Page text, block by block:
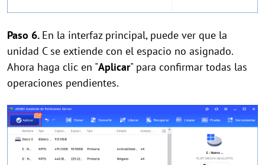
Paso 6. En la interfaz principal, puede ver que la
unidad C se extiende con el espacio no asignado.
Ahora haga clic en "Aplicar" para confirmar todas las
operaciones pendientes.